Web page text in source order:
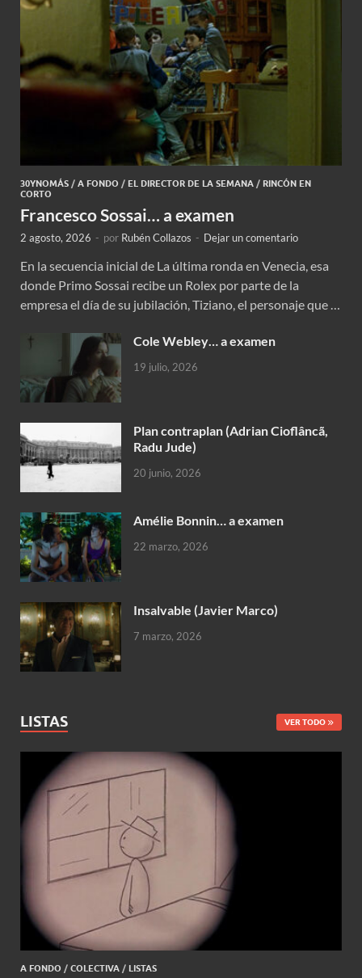
30YNOMÁS / A FONDO / EL DIRECTOR DE LA SEMANA / RINCÓN EN
CORTO
Francesco Sossai… a examen
2 agosto, 2026 - por Rubén Collazos - Dejar un comentario
En la secuencia inicial de La última ronda en Venecia, esa
donde Primo Sossai recibe un Rolex por parte de la
empresa el día de su jubilación, Tiziano, el personaje que …
Cole Webley… a examen
19 julio, 2026
Plan contraplan (Adrian Cioflâncã,
Radu Jude)
20 junio, 2026
Amélie Bonnin… a examen
22 marzo, 2026
Insalvable (Javier Marco)
7 marzo, 2026
LISTAS VER TODO
A FONDO / COLECTIVA / LISTAS